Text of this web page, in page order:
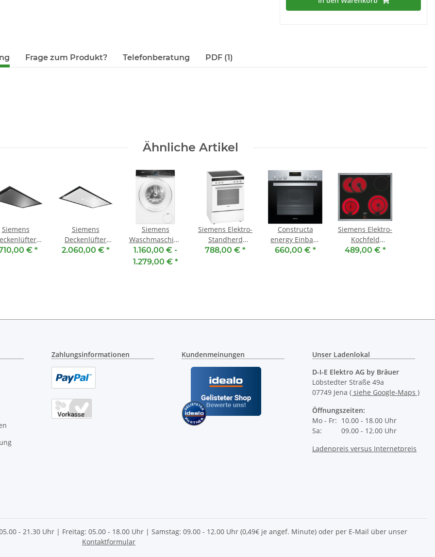
Frage zum Produkt? Telefonberatung PDF (1)
Ähnliche Artikel
Siemens
[
€ *
Siemens
Deckenlüfter
LR97CBS20 [
2.060,00 € *
Siemens
Waschmaschine
WG44B2090 [
EEK: A ] 9 kg,
1.160,00 € -
1.279,00 € *
Siemens Elektro-
Standherd
HK9R3A220 [
788,00 € *
Constructa
energy Einbau-
Herd-Set
660,00 € *
Siemens Elektro-
Kochfeld
EA645GH17M -
489,00 € *
Zahlungsinformationen Kundenmeinungen
Unser Ladenlokal
D-I-E Elektro AG by Bräuer
Löbstedter Straße 49a
07749 Jena( siehe Google-Maps )
Öffnungszeiten:
Mo - Fr: 10.00 - 18.00 Uhr
Sa:
09.00 - 12.00 Uhr
Ladenpreis versus Internetpreis
- 21.30 Uhr | Freitag: 05.00 - 18.00 Uhr | Samstag: 09.00 - 12.00 Uhr (0,49€ je angef. Minute) oder per E-Mail über unser
Kontaktformular